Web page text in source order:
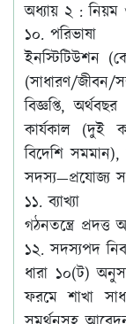
অধ্যায় ২ : নিয়ম
১০. পরিভাষা
ইনস্টিটিউশন
(সাধারণ/জীবন/
বিজ্ঞপ্তি,
কার্যকাল (দুই
বিদেশি সমমান),
সদস্য—প্রযোজ্য
১১. ব্যাখ্যা
গঠনতন্ত্রে প্রদত্ত
১২. সদস্যপদ
ধারা ১০(ট)
ফরমে শাখা